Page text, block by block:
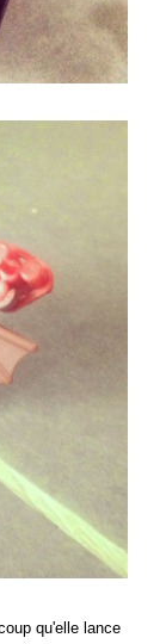
qu'elle lance